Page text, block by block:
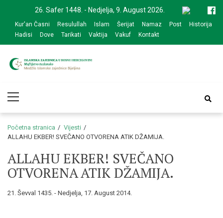
navigation
content
26. Safer 1448. - Nedjelja, 9. August 2026.
Kur'an Časni Resulullah Islam Šerijat Namaz Post
Historija
Hadisi
Dove Tarikati Vaktija Vakuf Kontakt
zajednice Bijeljina
Menu
Početna stranica
Vijesti
ALLAHU EKBER! SVEČANO OTVORENA ATIK DŽAMIJA.
ALLAHU EKBER! SVEČANO
OTVORENA ATIK DŽAMIJA.
21. Ševval 1435. - Nedjelja, 17. August 2014.